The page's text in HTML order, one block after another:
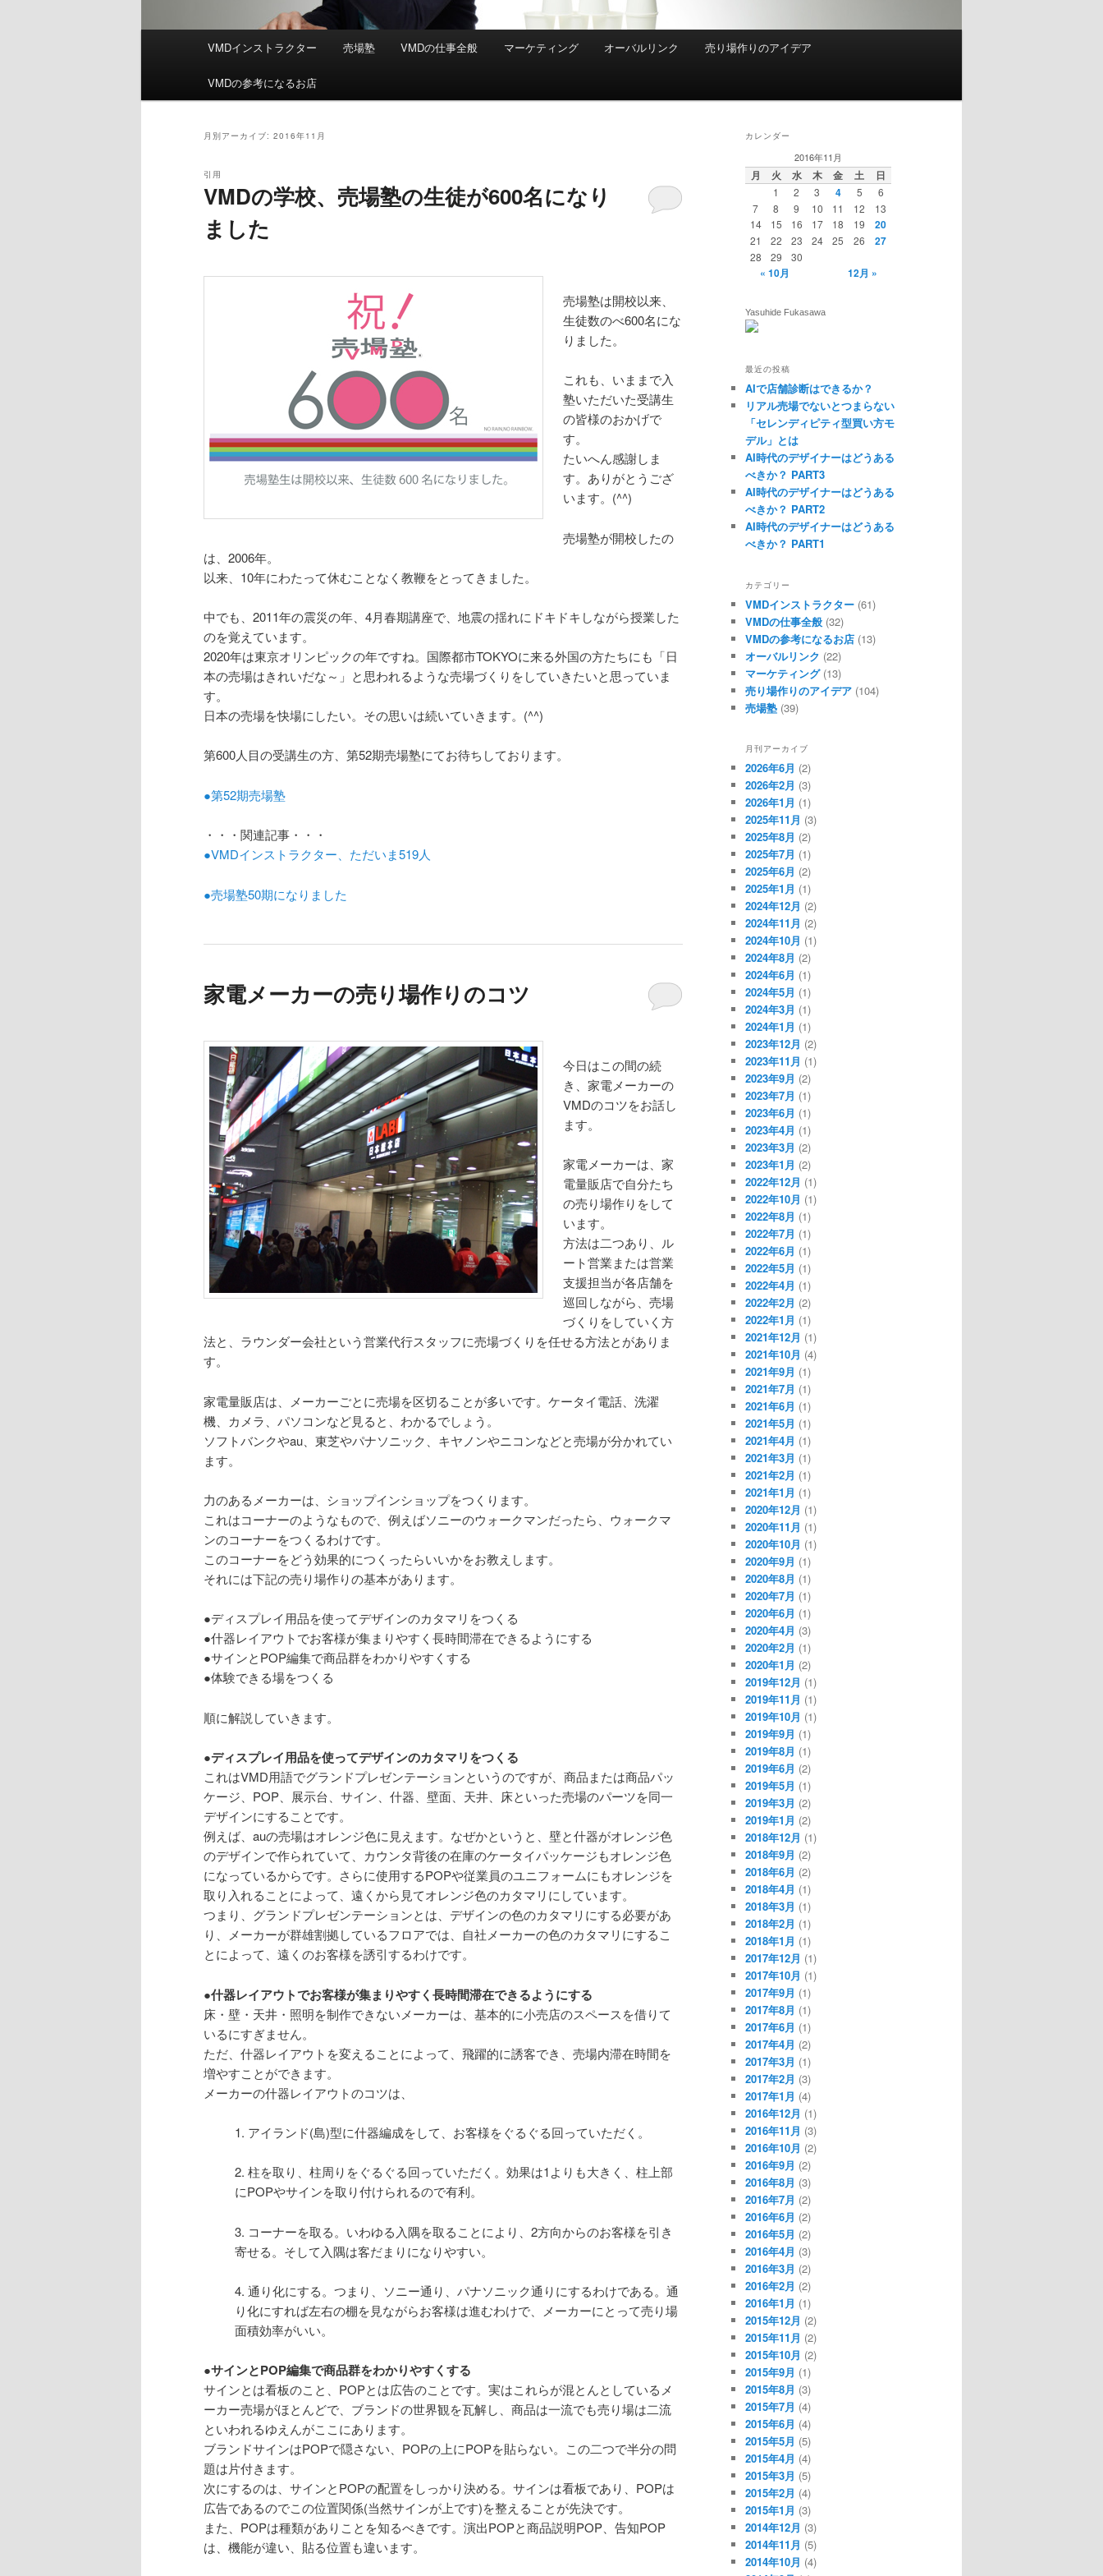
メ
VMDインストラクター 売場塾 VMDの仕事全般 マーケティング オーバルリンク 売り場作りのアイデア
VMDの参考になるお店
月別アーカイブ: 2016年11月
VMDの学校、売場塾の生徒が600名になり
ました
引用
売場塾は開校以来、
生徒数のべ600名にな
りました。
これも、いままで入
塾いただいた受講生
の皆様のおかげで
す。
たいへん感謝しま
す。ありがとうござ
います。(^^)
売場塾が開校したの
は、2006年。
以来、10年にわたって休むことなく教鞭をとってきました。
中でも、2011年の震災の年、4月春期講座で、地震の揺れにドキドキしながら授業した
のを覚えています。
2020年は東京オリンピックの年ですね。国際都市TOKYOに来る外国の方たちにも「日
本の売場はきれいだな～」と思われるような売場づくりをしていきたいと思っていま
す。
日本の売場を快場にしたい。その思いは続いていきます。(^^)
第600人目の受講生の方、第52期売場塾にてお待ちしております。
●第52期売場塾
・・・関連記事・・・
●VMDインストラクター、ただいま519人
●売場塾50期になりました
家電メーカーの売り場作りのコツ
今日はこの間の続
き、家電メーカーの
VMDのコツをお話し
ます。
家電メーカーは、家
電量販店で自分たち
の売り場作りをして
います。
方法は二つあり、ル
ート営業または営業
支援担当が各店舗を
巡回しながら、売場
づくりをしていく方
法と、ラウンダー会社という営業代行スタッフに売場づくりを任せる方法とがありま
す。
家電量販店は、メーカーごとに売場を区切ることが多いです。ケータイ電話、洗濯
機、カメラ、パソコンなど見ると、わかるでしょう。
ソフトバンクやau、東芝やパナソニック、キヤノンやニコンなどと売場が分かれてい
ます。
力のあるメーカーは、ショップインショップをつくります。
これはコーナーのようなもので、例えばソニーのウォークマンだったら、ウォークマ
ンのコーナーをつくるわけです。
このコーナーをどう効果的につくったらいいかをお教えします。
それには下記の売り場作りの基本があります。
●ディスプレイ用品を使ってデザインのカタマリをつくる
●什器レイアウトでお客様が集まりやすく長時間滞在できるようにする
●サインとPOP編集で商品群をわかりやすくする
●体験できる場をつくる
順に解説していきます。
●ディスプレイ用品を使ってデザインのカタマリをつくる
これはVMD用語でグランドプレゼンテーションというのですが、商品または商品パッ
ケージ、POP、展示台、サイン、什器、壁面、天井、床といった売場のパーツを同一
デザインにすることです。
例えば、auの売場はオレンジ色に見えます。なぜかというと、壁と什器がオレンジ色
のデザインで作られていて、カウンタ背後の在庫のケータイパッケージもオレンジ色
になっているからです。さらに使用するPOPや従業員のユニフォームにもオレンジを
取り入れることによって、遠くから見てオレンジ色のカタマリにしています。
つまり、グランドプレゼンテーションとは、デザインの色のカタマリにする必要があ
り、メーカーが群雄割拠しているフロアでは、自社メーカーの色のカタマリにするこ
とによって、遠くのお客様を誘引するわけです。
●什器レイアウトでお客様が集まりやすく長時間滞在できるようにする
床・壁・天井・照明を制作できないメーカーは、基本的に小売店のスペースを借りて
いるにすぎません。
ただ、什器レイアウトを変えることによって、飛躍的に誘客でき、売場内滞在時間を
増やすことができます。
メーカーの什器レイアウトのコツは、
1. アイランド(島)型に什器編成をして、お客様をぐるぐる回っていただく。
2. 柱を取り、柱周りをぐるぐる回っていただく。効果は1よりも大きく、柱上部
にPOPやサインを取り付けられるので有利。
3. コーナーを取る。いわゆる入隅を取ることにより、2方向からのお客様を引き
寄せる。そして入隅は客だまりになりやすい。
4. 通り化にする。つまり、ソニー通り、パナソニック通りにするわけである。通
り化にすれば左右の棚を見ながらお客様は進むわけで、メーカーにとって売り場
面積効率がいい。
●サインとPOP編集で商品群をわかりやすくする
サインとは看板のこと、POPとは広告のことです。実はこれらが混とんとしているメ
ーカー売場がほとんどで、ブランドの世界観を瓦解し、商品は一流でも売り場は二流
といわれるゆえんがここにあります。
ブランドサインはPOPで隠さない、POPの上にPOPを貼らない。この二つで半分の問
題は片付きます。
次にするのは、サインとPOPの配置をしっかり決める。サインは看板であり、POPは
広告であるのでこの位置関係(当然サインが上です)を整えることが先決です。
また、POPは種類がありことを知るべきです。演出POPと商品説明POP、告知POP
は、機能が違い、貼る位置も違います。
カレンダー
2016年11月
月 火 水 木 金 土 日
1 2 3 4 5
6
7
8 9 10 11 12
13
14
15 16 17 18 19 20
21 22 23 24 25 26 27
28 29 30
« 10月 12月 »
Yasuhide Fukasawa
最近の投稿
AIで店舗診断はできるか？
リアル売場でないとつまらない
「セレンディピティ型買い方モ
デル」とは
AI時代のデザイナーはどうある
べきか？ PART3
AI時代のデザイナーはどうある
べきか？ PART2
AI時代のデザイナーはどうある
べきか？ PART1
カテゴリー
VMDインストラクター (61)
VMDの仕事全般 (32)
VMDの参考になるお店 (13)
オーバルリンク (22)
マーケティング(13)
売り場作りのアイデア (104)
売場塾 (39)
月刊アーカイブ
2026年6月 (2)
2026年2月 (3)
2026年1月 (1)
2025年11月 (3)
2025年8月 (2)
2025年7月 (1)
2025年6月 (2)
2025年1月 (1)
2024年12月 (2)
2024年11月 (2)
2024年10月 (1)
2024年8月 (2)
2024年6月 (1)
2024年5月 (1)
2024年3月 (1)
2024年1月 (1)
2023年12月 (2)
2023年11月 (1)
2023年9月 (2)
2023年7月 (1)
2023年6月 (1)
2023年4月 (1)
2023年3月 (2)
2023年1月 (2)
2022年12月 (1)
2022年10月 (1)
2022年8月 (1)
2022年7月 (1)
2022年6月 (1)
2022年5月 (1)
2022年4月 (1)
2022年2月 (2)
2022年1月 (1)
2021年12月 (1)
2021年10月 (4)
2021年9月 (1)
2021年7月 (1)
2021年6月 (1)
2021年5月 (1)
2021年4月 (1)
2021年3月 (1)
2021年2月 (1)
2021年1月 (1)
2020年12月 (1)
2020年11月 (1)
2020年10月 (1)
2020年9月 (1)
2020年8月 (1)
2020年7月 (1)
2020年6月 (1)
2020年4月 (3)
2020年2月 (1)
2020年1月 (2)
2019年12月 (1)
2019年11月 (1)
2019年10月 (1)
2019年9月 (1)
2019年8月 (1)
2019年6月 (2)
2019年5月 (1)
2019年3月 (2)
2019年1月 (2)
2018年12月 (1)
2018年9月 (2)
2018年6月 (2)
2018年4月 (1)
2018年3月 (1)
2018年2月 (1)
2018年1月 (1)
2017年12月 (1)
2017年10月 (1)
2017年9月 (1)
2017年8月 (1)
2017年6月 (1)
2017年4月 (2)
2017年3月 (1)
2017年2月 (3)
2017年1月 (4)
2016年12月 (1)
2016年11月 (3)
2016年10月 (2)
2016年9月 (2)
2016年8月 (3)
2016年7月 (2)
2016年6月 (2)
2016年5月 (2)
2016年4月 (3)
2016年3月 (2)
2016年2月 (2)
2016年1月 (1)
2015年12月 (2)
2015年11月 (2)
2015年10月 (2)
2015年9月 (1)
2015年8月 (3)
2015年7月 (4)
2015年6月 (4)
2015年5月 (5)
2015年4月 (4)
2015年3月 (5)
2015年2月 (4)
2015年1月 (3)
2014年12月 (3)
2014年11月 (5)
2014年10月 (4)